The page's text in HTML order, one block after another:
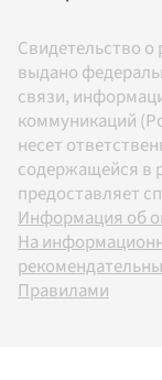
Свидетельство
выдано
связи,
коммуникаций
несет
содержащейся в
предоставляет
Информация об
На
Правилами